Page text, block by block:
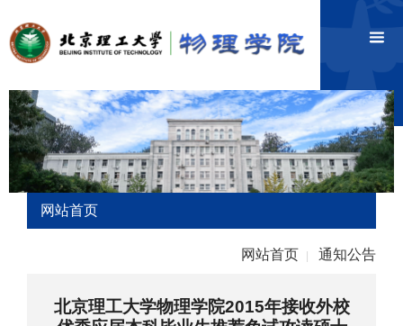
网站首页
网站首页 通知公告
北京理工大学物理学院2015年接收外校